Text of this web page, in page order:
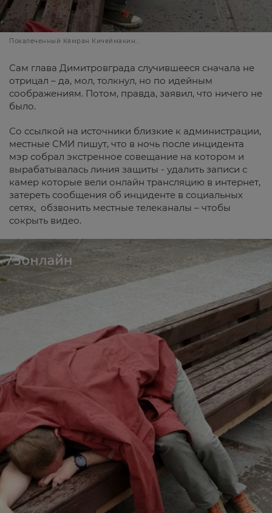
Покалеченный Кямран Кичеймакин...
Сам глава Димитровграда случившееся сначала не
отрицал – да, мол, толкнул, но по идейным
соображениям. Потом, правда, заявил, что ничего не
было.
Со ссылкой на источники близкие к администрации,
местные СМИ пишут, что в ночь после инцидента
мэр собрал экстренное совещание на котором и
вырабатывалась линия защиты - удалить записи с
камер которые вели онлайн трансляцию в интернет,
затереть сообщения об инциденте в социальных
сетях, обзвонить местные телеканалы – чтобы
сокрыть видео.